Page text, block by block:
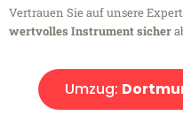
Vertrauen Sie auf unsere
wertvolles Instrument sicher
Umzug: